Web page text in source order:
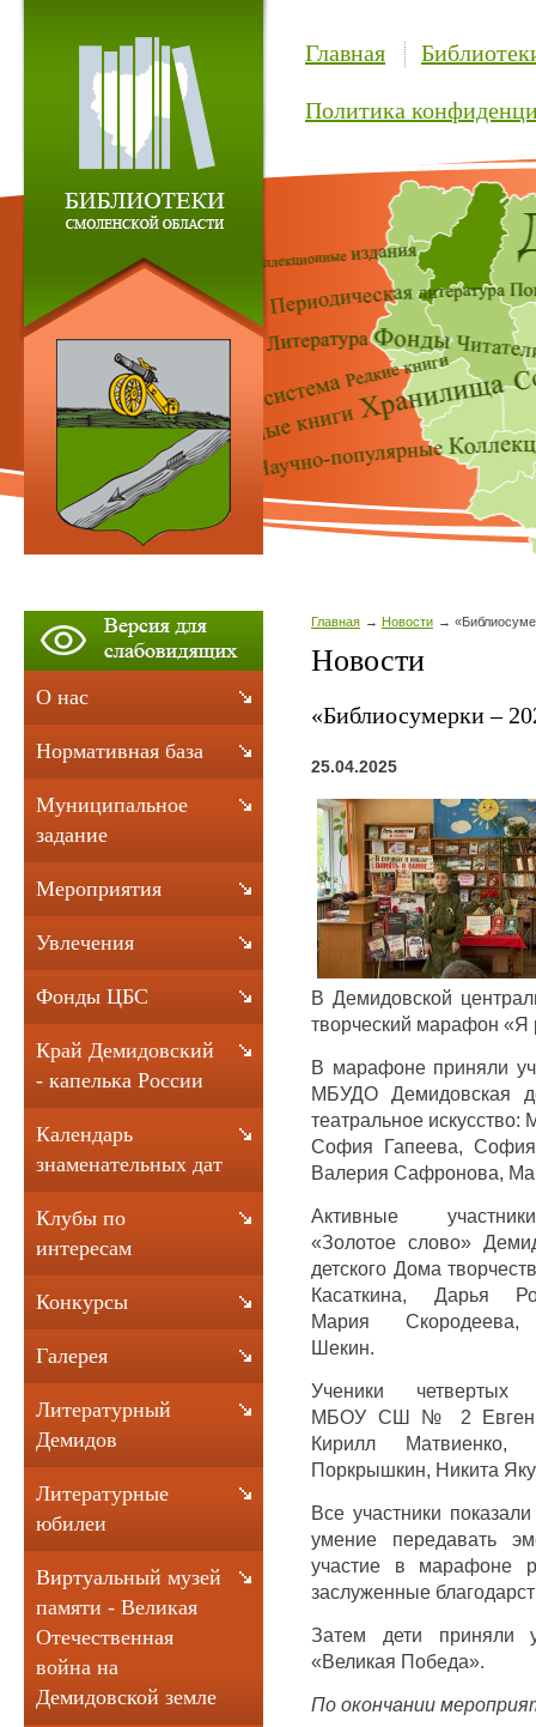
Главная
Политика
Главная Новости
Новости
«Библиосумерки –
25.04.2025
В Демидовской
творческий марафон «Я
В марафоне приняли
МБУДО Демидовская
театральное
София Гапеева,
Валерия Сафронова,
Активные
«Золотое слово»
детского Дома
Касаткина, Дарья
Мария
Шекин.
Ученики четвертых
МБОУ СШ № 2 Евгений
Кирилл Матвиенко,
Поркрышкин, Никита
Все участники
умение передавать
участие в марафоне
заслуженные
Затем дети приняли
«Великая Победа».
По окончании
О нас
Нормативная база
Муниципальное
задание
Мероприятия
Увлечения
Фонды ЦБС
Край Демидовский
- капелька России
Календарь
знаменательных дат
Клубы по
интересам
Конкурсы
Галерея
Литературный
Демидов
Литературные
юбилеи
Виртуальный музей
памяти - Великая
Отечественная
война на
Демидовской земле